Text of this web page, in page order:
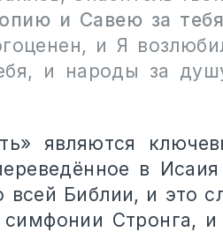
и Савею за
и Я
и народы за
являются
в
всей Библии, и это
Стронга, и